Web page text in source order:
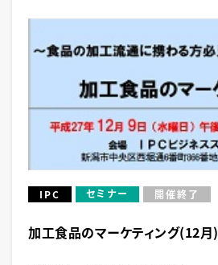
IPC セミナー 開催終了
加工食品のマーケティング(12月)